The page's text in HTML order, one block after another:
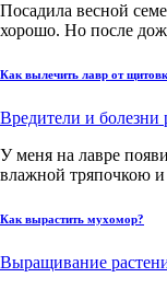
Посадила весной
хорошо. Но после
Как вылечить лавр от
Вредители и болезни
У меня на лавре
влажной тряпочкою
Как вырастить мухомор?
Выращивание